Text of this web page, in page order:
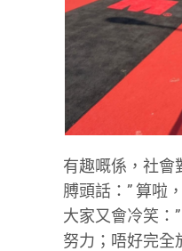
有趣嘅係，社會
膊頭話：” 算啦
大家又會冷笑：
努力；唔好完全